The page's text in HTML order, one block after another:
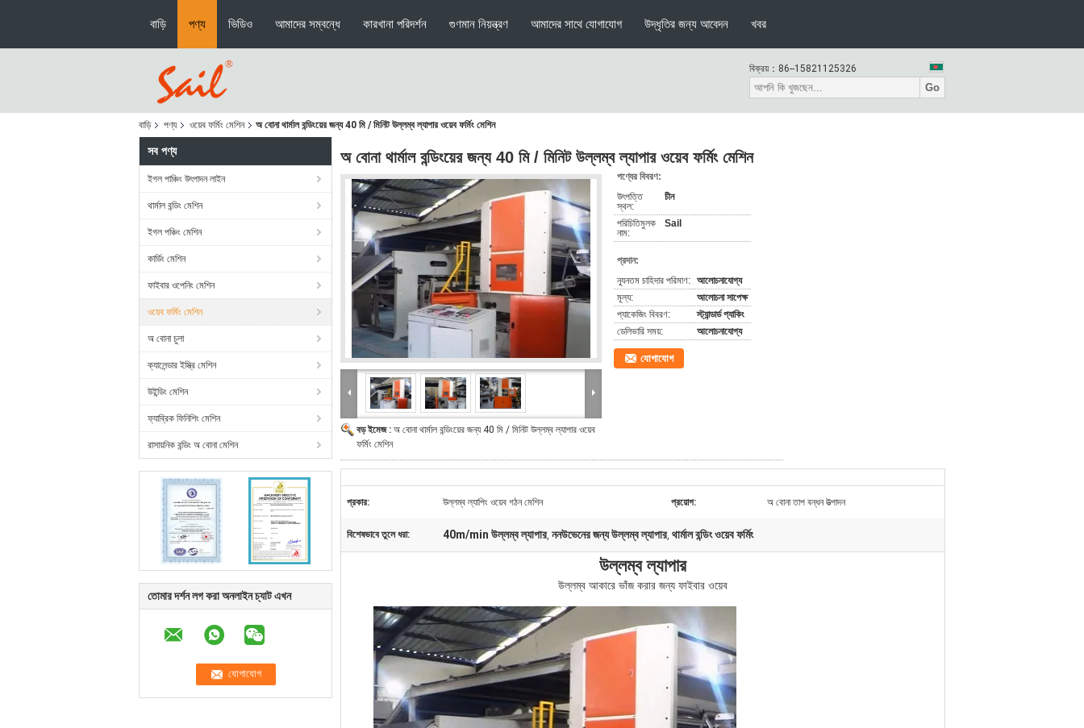
বাড়ি পণ্য ভিডিও আমাদের সম্বন্ধে কারখানা পরিদর্শন গুণমান নিয়ন্ত্রণ আমাদের সাথে যোগাযোগ উদ্ধৃতির জন্য আবেদন খবর
বিক্রয়： 86--15821125326
Go
বাড়ি পণ্য ওয়েব ফর্মিং মেশিন অ বোনা থার্মাল বন্ডিংয়ের জন্য 40 মি / মিনিট উল্লম্ব ল্যাপার ওয়েব ফর্মিং মেশিন
সব পণ্য
ইগল পাঞ্চিং উৎপাদন লাইন
থার্মাল বন্ডিং মেশিন
ইগল পঞ্চিং মেশিন
কার্ডিং মেশিন
ফাইবার ওপেনিং মেশিন
ওয়েব ফর্মিং মেশিন
অ বোনা চুলা
ক্যালেন্ডার ইস্ত্রি মেশিন
উইন্ডিং মেশিন
ফ্যাব্রিক ফিনিশিং মেশিন
রাসায়নিক বন্ডিং অ বোনা মেশিন
তোমার দর্শন লগ করা অনলাইন চ্যাট এখন
অ বোনা থার্মাল বন্ডিংয়ের জন্য 40 মি / মিনিট উল্লম্ব ল্যাপার ওয়েব ফর্মিং মেশিন
বড় ইমেজ : অ বোনা থার্মাল বন্ডিংয়ের জন্য 40 মি / মিনিট উল্লম্ব ল্যাপার ওয়েব
ফর্মিং মেশিন
পণ্যের বিবরণ:
উৎপত্তি
স্থল:
চীন
পরিচিতিমুলক
নাম:
Sail
প্রদান:
ন্যূনতম চাহিদার পরিমাণ: আলোচনাযোগ্য
মূল্য:
আলোচনা সাপেক্ষ
প্যাকেজিং বিবরণ:
স্ট্যান্ডার্ড প্যাকিং
ডেলিভারি সময়:
আলোচনাযোগ্য
যোগাযোগ
প্রকার: উল্লম্ব ল্যাপিং ওয়েব গঠন মেশিন প্রয়োগ: অ বোনা তাপ বন্ধন উত্পাদন
বিশেষভাবে তুলে ধরা: 40m/min উল্লম্ব ল্যাপার, ননউভেনের জন্য উল্লম্ব ল্যাপার, থার্মাল বন্ডিং ওয়েব ফর্মিং
উল্লম্ব ল্যাপার
উল্লম্ব আকারে ভাঁজ করার জন্য ফাইবার ওয়েব